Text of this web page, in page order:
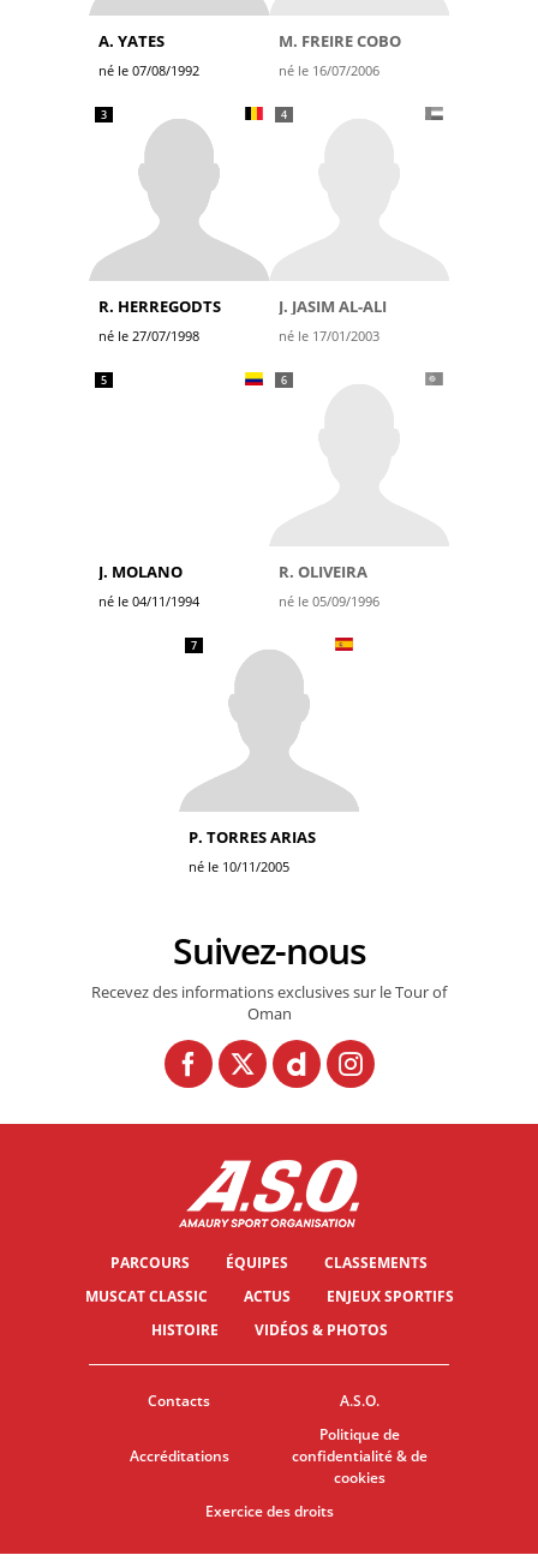
A. YATES
né le 07/08/1992
M. FREIRE COBO
né le 16/07/2006
3
R. HERREGODTS
né le 27/07/1998
4
J. JASIM AL-ALI
né le 17/01/2003
5
J. MOLANO
né le 04/11/1994
6
R. OLIVEIRA
né le 05/09/1996
7
P. TORRES ARIAS
né le 10/11/2005
Suivez-nous
Recevez des informations exclusives sur le Tour of
Oman
PARCOURS ÉQUIPES
CLASSEMENTS
MUSCAT CLASSIC
ACTUS
ENJEUX SPORTIFS
HISTOIRE
VIDÉOS & PHOTOS
Contacts A.S.O.
Accréditations
Politique de
confidentialité & de
cookies
Exercice des droits